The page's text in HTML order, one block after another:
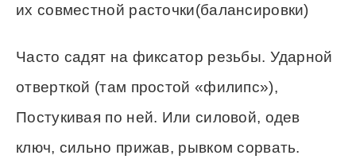
их совместной расточки(балансировки)
Часто садят на фиксатор резьбы. Ударной
отверткой (там простой «филипс»),
Постукивая по ней. Или силовой, одев
ключ, сильно прижав, рывком сорвать.